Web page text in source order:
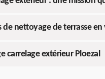
nettoyage de terrasse en
carrelage extérieur Ploezal